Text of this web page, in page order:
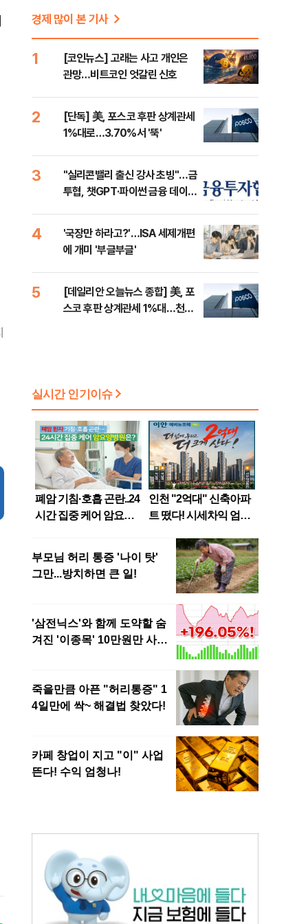
경제 많이 본 기사
1
[코인뉴스] 고래는 사고 개인은
관망…비트코인 엇갈린 신호
2
[단독] 美, 포스코 후판 상계관세
1%대로…3.70%서 '뚝'
3
"실리콘밸리 출신 강사 초빙"…금
투협, 챗GPT·파이썬 금융 데이터
4
'국장만 하라고?'…ISA 세제개편
에 개미 '부글부글'
5
[데일리안 오늘뉴스 종합] 美, 포
스코 후판 상계관세 1%대…천하